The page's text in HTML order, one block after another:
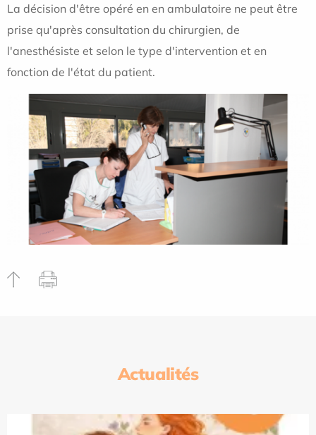
La décision d'être opéré en en ambulatoire ne peut être
prise qu'après consultation du chirurgien, de
l'anesthésiste et selon le type d'intervention et en
fonction de l'état du patient.
Actualités